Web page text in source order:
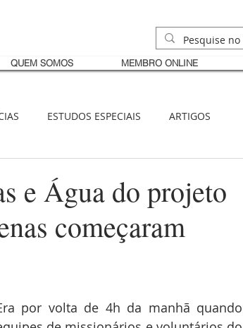
QUEM SOMOS MEMBRO ONLINE
ESTUDOS ESPECIAIS ARTIGOS
e Água do projeto
começaram
por volta de 4h da manhã quando